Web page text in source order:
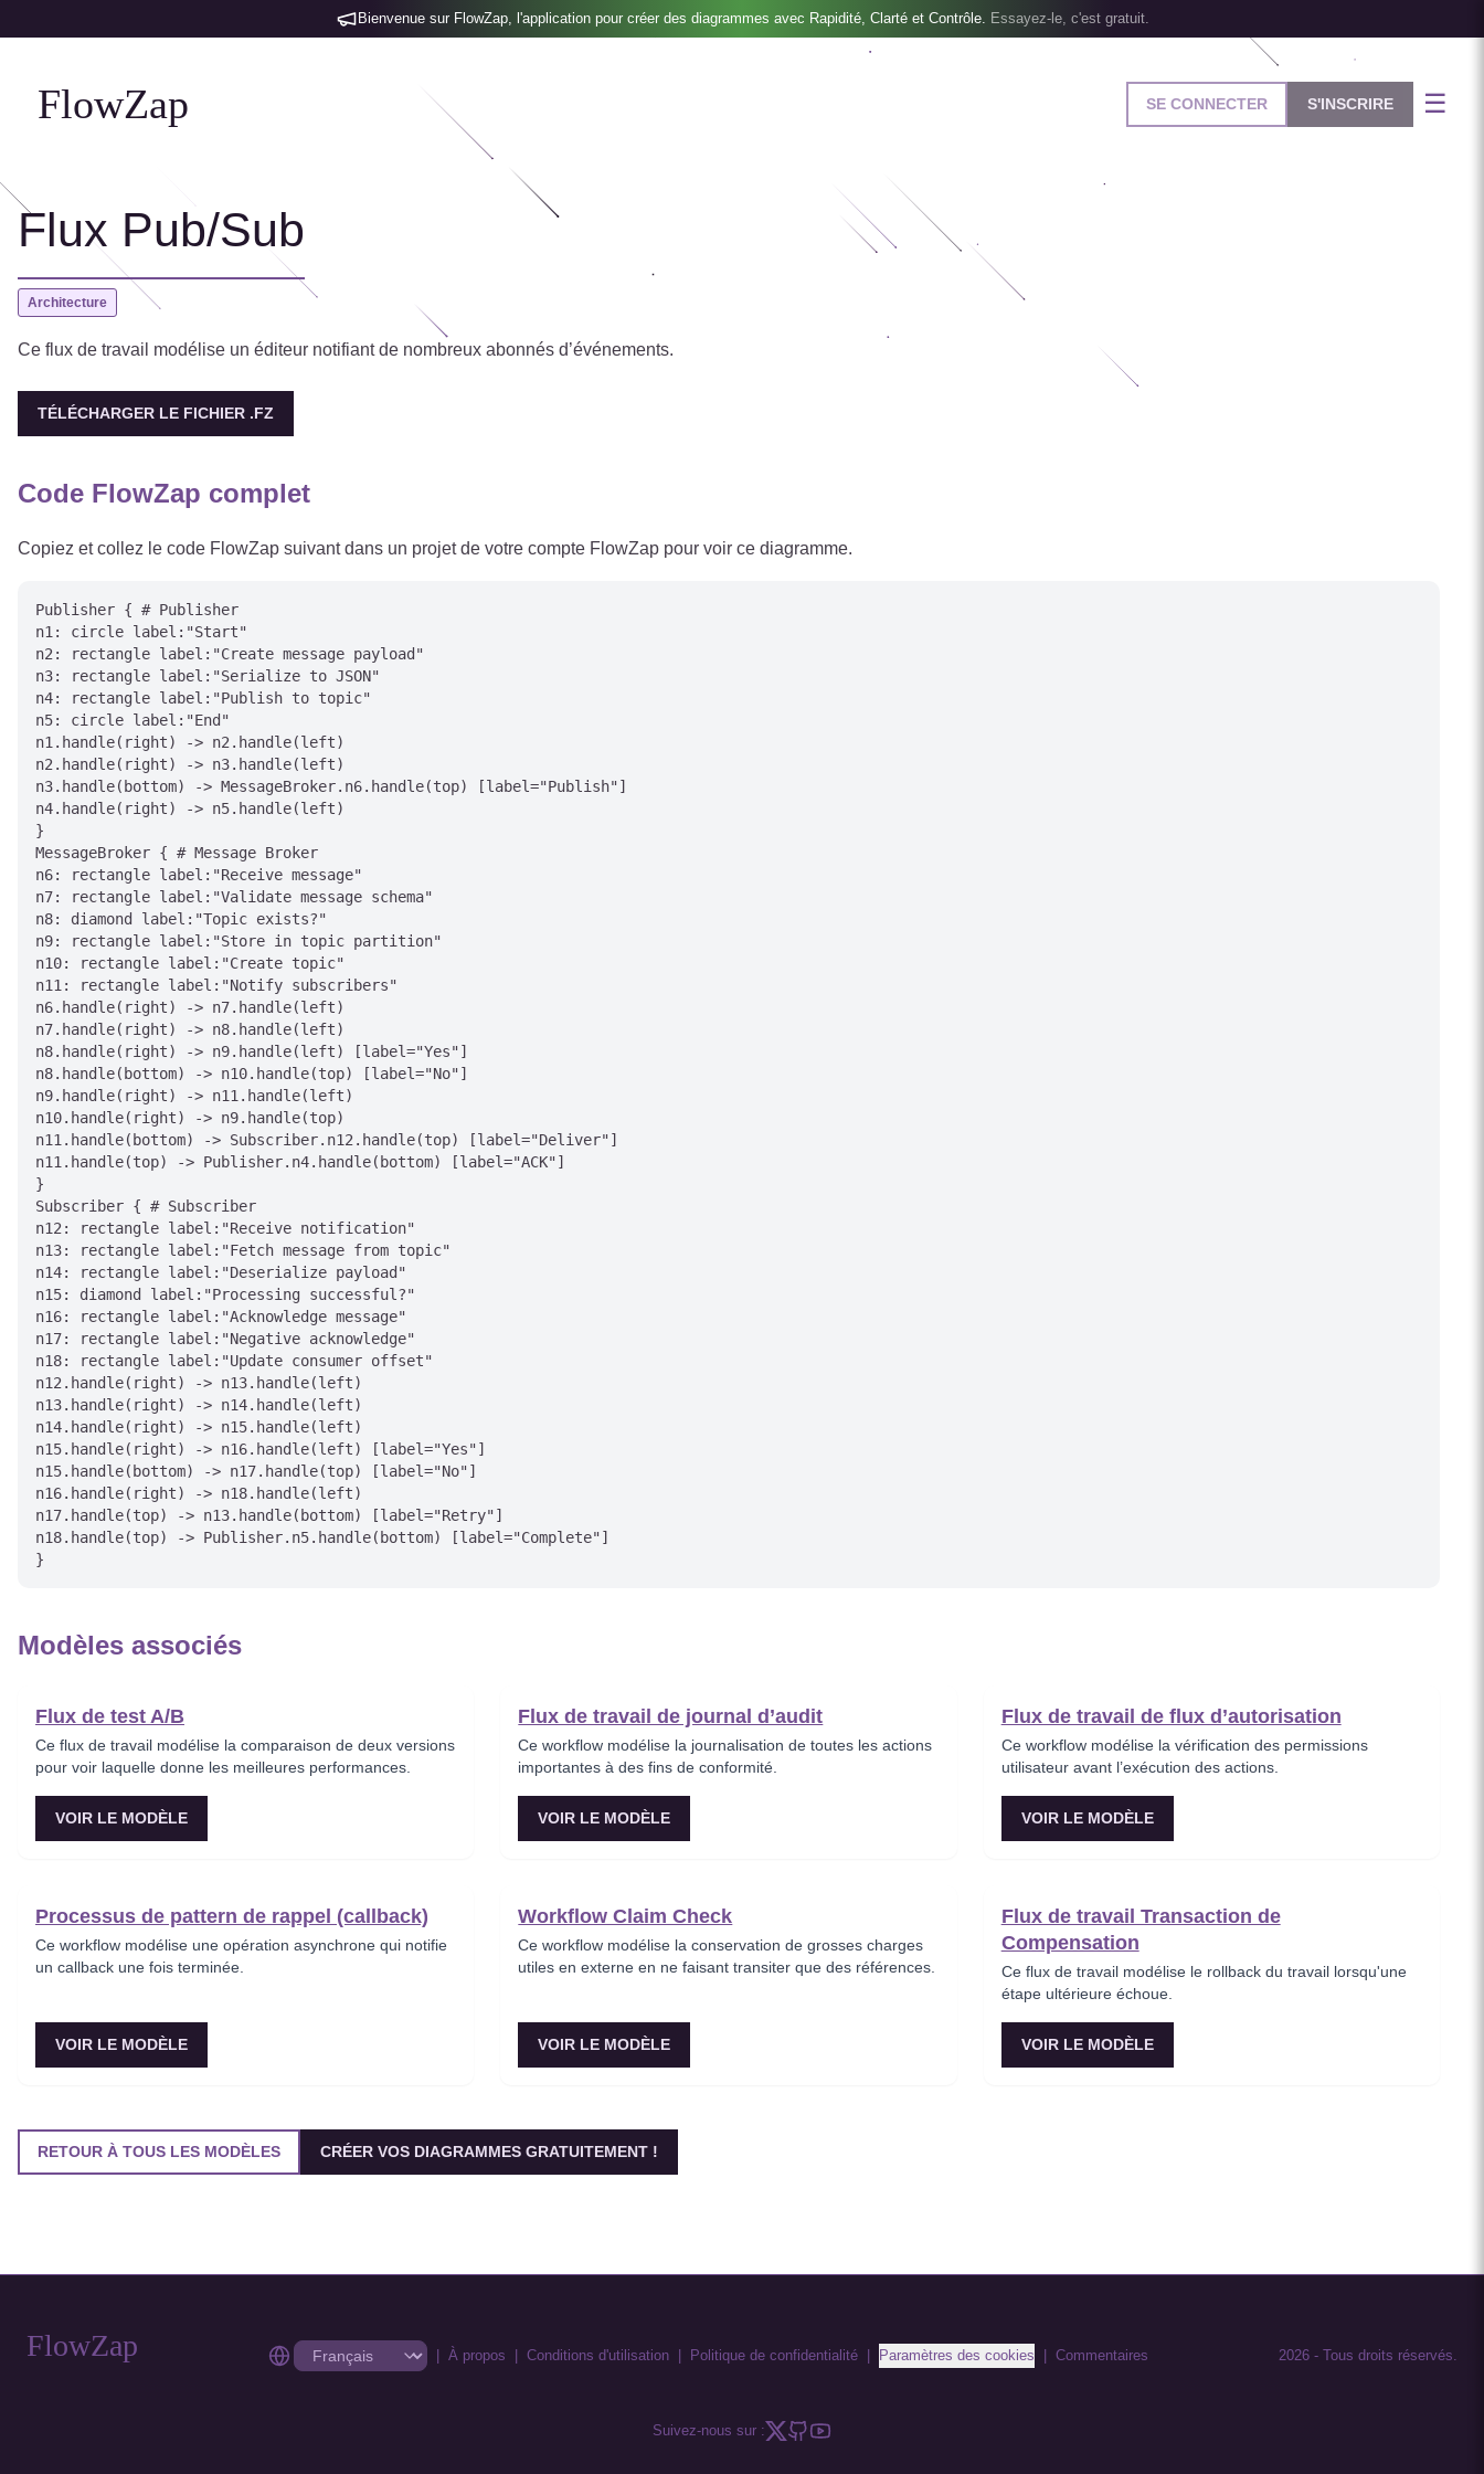
Bienvenue sur FlowZap, l'application pour créer des diagrammes avec Rapidité, Clarté et Contrôle. Essayez-le, c'est gratuit.
FlowZap SE CONNECTER S'INSCRIRE ☰
Flux Pub/Sub
Architecture
Ce flux de travail modélise un éditeur notifiant de nombreux abonnés d’événements.
TÉLÉCHARGER LE FICHIER .FZ
Code FlowZap complet
Copiez et collez le code FlowZap suivant dans un projet de votre compte FlowZap pour voir ce diagramme.
Publisher { # Publisher
n1: circle label:"Start"
n2: rectangle label:"Create message payload"
n3: rectangle label:"Serialize to JSON"
n4: rectangle label:"Publish to topic"
n5: circle label:"End"
n1.handle(right) -> n2.handle(left)
n2.handle(right) -> n3.handle(left)
n3.handle(bottom) -> MessageBroker.n6.handle(top) [label="Publish"]
n4.handle(right) -> n5.handle(left)
}
MessageBroker { # Message Broker
n6: rectangle label:"Receive message"
n7: rectangle label:"Validate message schema"
n8: diamond label:"Topic exists?"
n9: rectangle label:"Store in topic partition"
n10: rectangle label:"Create topic"
n11: rectangle label:"Notify subscribers"
n6.handle(right) -> n7.handle(left)
n7.handle(right) -> n8.handle(left)
n8.handle(right) -> n9.handle(left) [label="Yes"]
n8.handle(bottom) -> n10.handle(top) [label="No"]
n9.handle(right) -> n11.handle(left)
n10.handle(right) -> n9.handle(top)
n11.handle(bottom) -> Subscriber.n12.handle(top) [label="Deliver"]
n11.handle(top) -> Publisher.n4.handle(bottom) [label="ACK"]
}
Subscriber { # Subscriber
n12: rectangle label:"Receive notification"
n13: rectangle label:"Fetch message from topic"
n14: rectangle label:"Deserialize payload"
n15: diamond label:"Processing successful?"
n16: rectangle label:"Acknowledge message"
n17: rectangle label:"Negative acknowledge"
n18: rectangle label:"Update consumer offset"
n12.handle(right) -> n13.handle(left)
n13.handle(right) -> n14.handle(left)
n14.handle(right) -> n15.handle(left)
n15.handle(right) -> n16.handle(left) [label="Yes"]
n15.handle(bottom) -> n17.handle(top) [label="No"]
n16.handle(right) -> n18.handle(left)
n17.handle(top) -> n13.handle(bottom) [label="Retry"]
n18.handle(top) -> Publisher.n5.handle(bottom) [label="Complete"]
Modèles associés
Flux de test A/B
Ce flux de travail modélise la comparaison de deux versions
pour voir laquelle donne les meilleures performances.
VOIR LE MODÈLE
Flux de travail de journal d’audit
Ce workflow modélise la journalisation de toutes les actions
importantes à des fins de conformité.
VOIR LE MODÈLE
Flux de travail de flux d’autorisation
Ce workflow modélise la vérification des permissions
utilisateur avant l’exécution des actions.
VOIR LE MODÈLE
Processus de pattern de rappel (callback)
Ce workflow modélise une opération asynchrone qui notifie
un callback une fois terminée.
VOIR LE MODÈLE
Workflow Claim Check
Ce workflow modélise la conservation de grosses charges
utiles en externe en ne faisant transiter que des références.
VOIR LE MODÈLE
Flux de travail Transaction de
Compensation
Ce flux de travail modélise le rollback du travail lorsqu'une
étape ultérieure échoue.
VOIR LE MODÈLE
RETOUR À TOUS LES MODÈLES CRÉER VOS DIAGRAMMES GRATUITEMENT !
FlowZap | À propos | Conditions d'utilisation | Politique de confidentialité | Paramètres des cookies | Commentaires 2026 - Tous droits réservés.
Suivez-nous sur :